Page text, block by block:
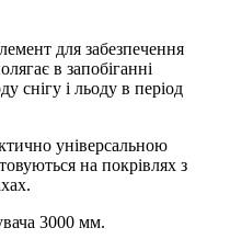
для забезпечення
в запобіганні
снігу і льоду в період
універсальною
на покрівлях з
3000 мм.